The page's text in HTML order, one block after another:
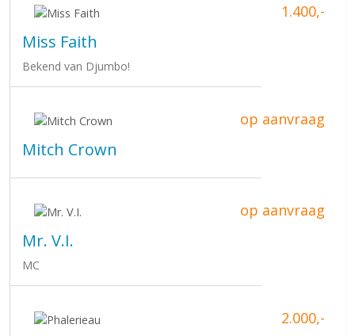
Miss Faith
Bekend van Djumbo!
1.400,-
Mitch Crown
op aanvraag
Mr. V.I.
MC
op aanvraag
2.000,-